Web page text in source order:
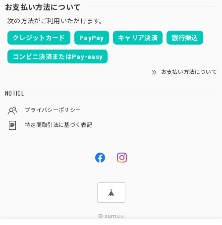
お支払い方法について
次の方法がご利用いただけます。
クレジットカード PayPay キャリア決済 銀行振込
コンビニ決済またはPay-easy
お支払い方法について
NOTICE
プライバシーポリシー
特定商取引法に基づく表記
© sumuu